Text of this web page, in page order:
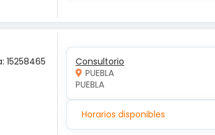
15258465
Consultorio
PUEBLA
PUEBLA
Horarios disponibles